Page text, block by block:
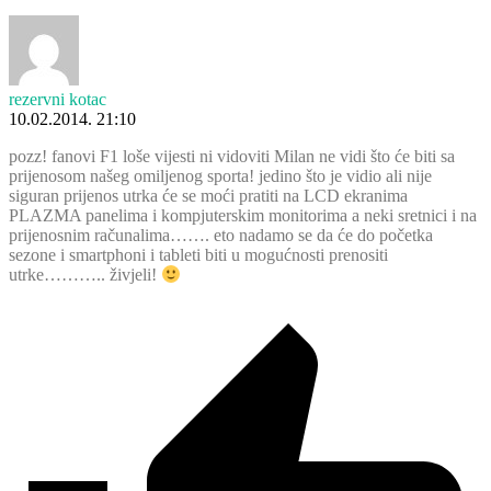
rezervni kotac
10.02.2014. 21:10
pozz! fanovi F1 loše vijesti ni vidoviti Milan ne vidi što će biti sa
prijenosom našeg omiljenog sporta! jedino što je vidio ali nije
siguran prijenos utrka će se moći pratiti na LCD ekranima
PLAZMA panelima i kompjuterskim monitorima a neki sretnici i na
prijenosnim računalima……. eto nadamo se da će do početka
sezone i smartphoni i tableti biti u mogućnosti prenositi
utrke……….. živjeli!